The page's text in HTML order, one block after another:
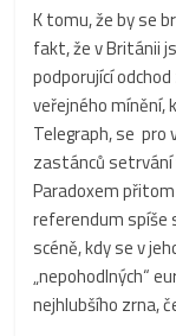
K tomu, že by se
fakt, že v Británii
podporující
veřejného mínění,
Telegraph, se pro
zastánců setrvání
Paradoxem
referendum spíše
scéně, kdy se v
„nepohodlných“
nejhlubšího zrna,